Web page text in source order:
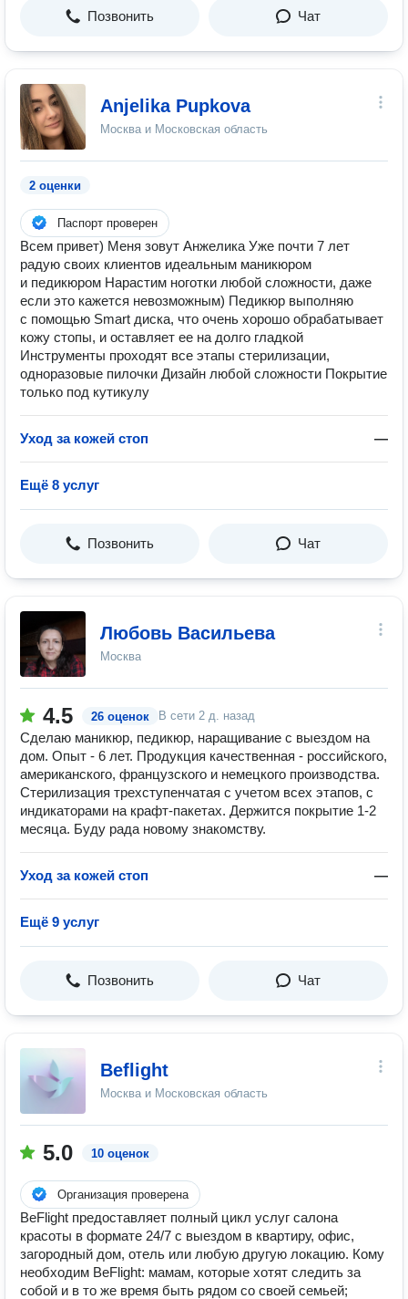
Позвонить Чат
Anjelika Pupkova
Москва и Московская область
2 оценки
Паспорт проверен
Всем привет) Меня зовут Анжелика Уже почти 7 лет
радую своих клиентов идеальным маникюром
и педикюром Нарастим ноготки любой сложности, даже
если это кажется невозможным) Педикюр выполняю
с помощью Smart диска, что очень хорошо обрабатывает
кожу стопы, и оставляет ее на долго гладкой
Инструменты проходят все этапы стерилизации,
одноразовые пилочки Дизайн любой сложности Покрытие
только под кутикулу
Уход за кожей стоп —
Ещё 8 услуг
Позвонить Чат
Любовь Васильева
Москва
4.5 26 оценок В сети 2 д. назад
Сделаю маникюр, педикюр, наращивание с выездом на
дом. Опыт - 6 лет. Продукция качественная - российского,
американского, французского и немецкого производства.
Стерилизация трехступенчатая с учетом всех этапов, с
индикаторами на крафт-пакетах. Держится покрытие 1-2
месяца. Буду рада новому знакомству.
Уход за кожей стоп —
Ещё 9 услуг
Позвонить Чат
Beflight
Москва и Московская область
5.0 10 оценок
Организация проверена
BeFlight предоставляет полный цикл услуг салона
красоты в формате 24/7 с выездом в квартиру, офис,
загородный дом, отель или любую другую локацию. Кому
необходим BeFlight: мамам, которые хотят следить за
собой и в то же время быть рядом со своей семьей;